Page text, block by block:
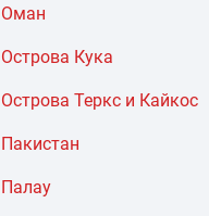
Оман
Острова Кука
Острова Теркс и Кайкос
Пакистан
Палау